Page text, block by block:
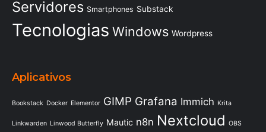
Servidores Smartphones Substack
Tecnologias Windows Wordpress
Aplicativos
Bookstack Docker Elementor GIMP Grafana Immich Krita
Linkwarden Linwood Butterfly Mautic n8n Nextcloud OBS